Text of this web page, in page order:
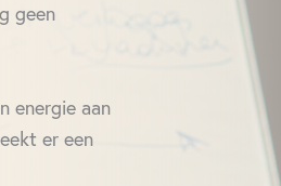
geen
energie aan
er een